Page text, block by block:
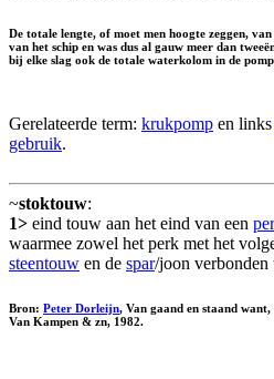
De totale lengte, of moet men hoogte zeggen,
van het schip en was dus al gauw meer dan
bij elke slag ook de totale waterkolom in de
Gerelateerde term: krukpomp en links
gebruik.
~stoktouw:
1> eind touw aan het eind van een
waarmee zowel het perk met het
steentouw en de spar/joon verbonden
Bron: Peter Dorleijn, Van gaand en staand
Van Kampen & zn, 1982.